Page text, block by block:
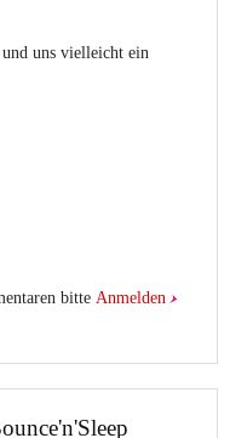
uns vielleicht ein
bitte Anmelden